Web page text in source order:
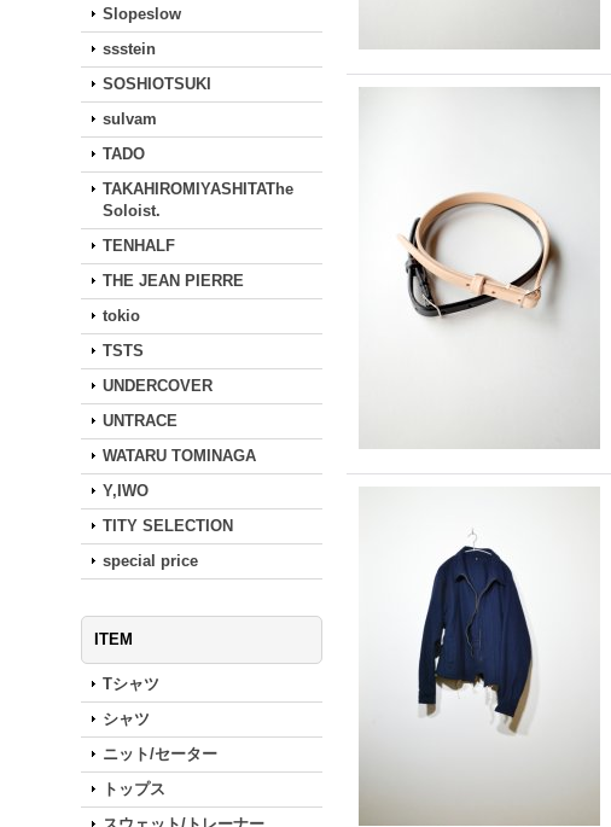
Slopeslow
ssstein
SOSHIOTSUKI
sulvam
TADO
TAKAHIROMIYASHITAThe
Soloist.
TENHALF
THE JEAN PIERRE
tokio
TSTS
UNDERCOVER
UNTRACE
WATARU TOMINAGA
Y,IWO
TITY SELECTION
special price
ITEM
Tシャツ
シャツ
ニット/セーター
トップス